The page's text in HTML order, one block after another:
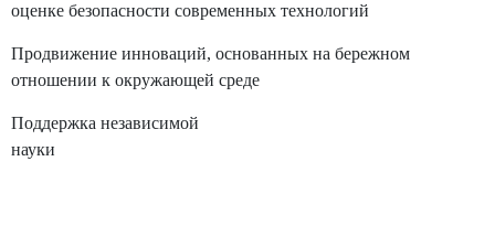
оценке безопасности современных технологий
Продвижение инноваций, основанных на бережном
отношении к окружающей среде
Поддержка независимой
науки